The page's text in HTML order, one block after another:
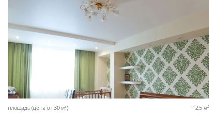
площадь (цена от 30 м2) 12,5 м2